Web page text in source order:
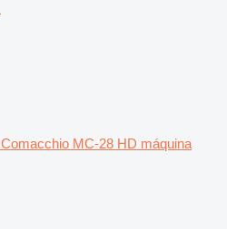
Comacchio MC-28 HD máquina